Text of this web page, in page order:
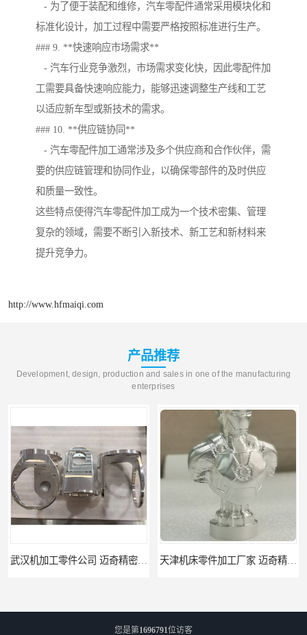
- 为了便于装配和维修，汽车零配件通常采用模块化和
标准化设计，加工过程中需要严格按照标准进行生产。
### 9. **快速响应市场需求**
- 汽车行业竞争激烈，市场需求变化快，因此零配件加
工需要具备快速响应能力，能够迅速调整生产线和工艺
以适应新车型或新技术的需求。
### 10. **供应链协同**
- 汽车零配件加工通常涉及多个供应商和合作伙伴，需
要的供应链管理和协同作业，以确保零部件的及时供应
和质量一致性。
这些特点使得汽车零配件加工成为一个技术密集、管理
复杂的领域，需要不断引入新技术、新工艺和新材料来
提升竞争力。
http://www.hfmaiqi.com
产品推荐
Development, design, production and sales in one of the manufacturing
enterprises
您是第1696791位访客